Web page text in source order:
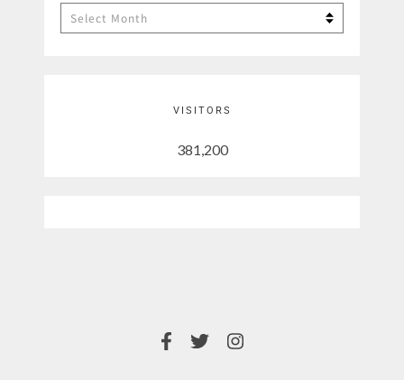
Archives
VISITORS
381,200